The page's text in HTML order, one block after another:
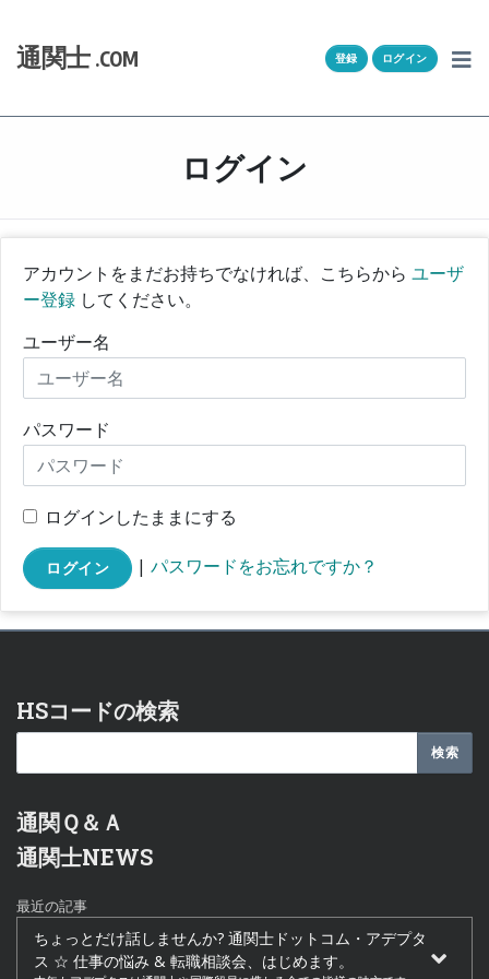
通関士 .COM 登録 ログイン
ログイン
アカウントをまだお持ちでなければ、こちらから ユーザ
ー登録 してください。
ユーザー名
パスワード
ログインしたままにする
ログイン | パスワードをお忘れですか？
HSコードの検索
通関Ｑ＆Ａ
通関士NEWS
最近の記事
ちょっとだけ話しませんか? 通関士ドットコム・アデプタ
ス ☆ 仕事の悩み & 転職相談会、はじめます。
HSコード
ユーザー登録